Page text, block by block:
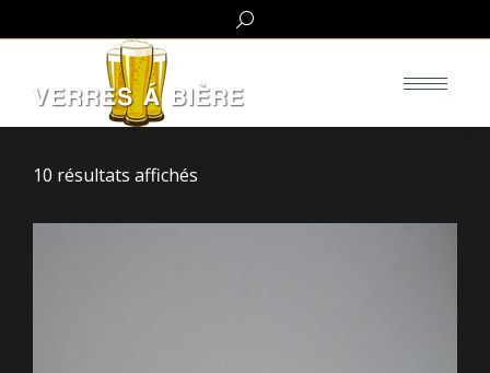
Search:
10 résultats affichés